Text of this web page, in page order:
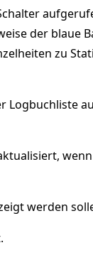
der blaue
zu
Logbuchliste
werden